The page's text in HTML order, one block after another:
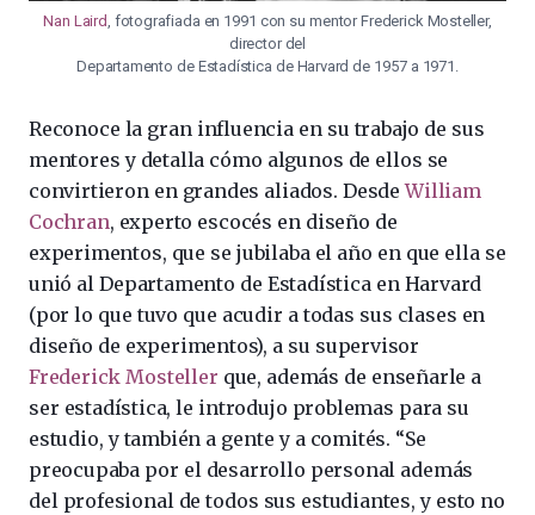
Nan Laird, fotografiada en 1991 con su mentor Frederick Mosteller,
director del
Departamento de Estadística de Harvard de 1957 a 1971.
Reconoce la gran influencia en su trabajo de sus
mentores y detalla cómo algunos de ellos se
convirtieron en grandes aliados. DesdeWilliam
Cochran, experto escocés en diseño de
experimentos, que se jubilaba el año en que ella se
unió al Departamento de Estadística en Harvard
(por lo que tuvo que acudir a todas sus clases en
diseño de experimentos), a su supervisor
Frederick Mosteller que, además de enseñarle a
ser estadística, le introdujo problemas para su
estudio, y también a gente y a comités. “Se
preocupaba por el desarrollo personal además
del profesional de todos sus estudiantes, y esto no